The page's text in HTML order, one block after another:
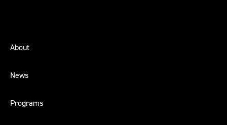
About
News
Programs